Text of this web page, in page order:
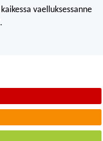
vaelluksessanne